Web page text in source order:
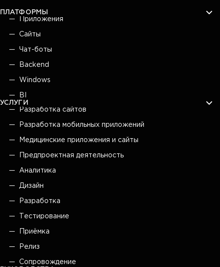
ПЛАТФОРМЫ
Приложения
Сайты
Чат-боты
Backend
Windows
BI
УСЛУГИ
Разработка сайтов
Разработка мобильных приложений
Медицинские приложения и сайты
Предпроектная деятельность
Аналитика
Дизайн
Разработка
Тестирование
Приёмка
Релиз
Сопровождение